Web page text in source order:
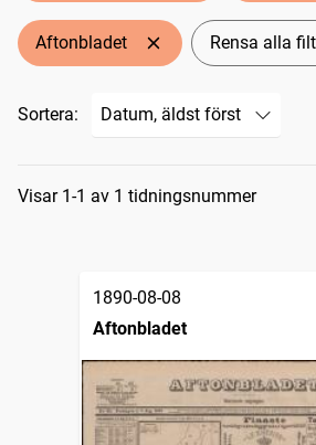
Aftonbladet Rensa alla
Sortera:
Sökresultat
Visar 1-1 av 1 tidningsnummer
1890-08-08
Aftonbladet